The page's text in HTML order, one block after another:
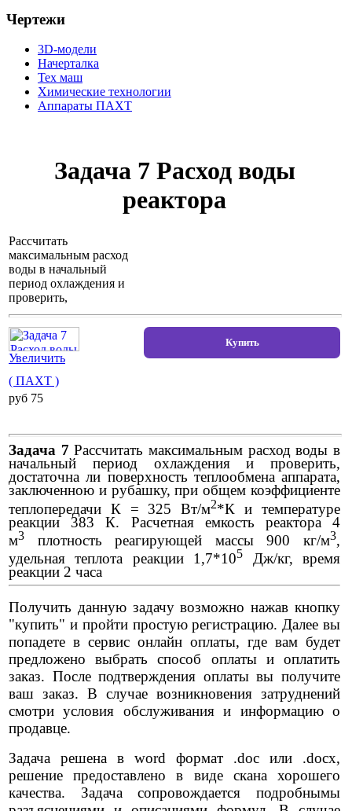
Чертежи
3D-модели
Начерталка
Тех маш
Химические технологии
Аппараты ПАХТ
Задача 7 Расход воды
реактора
Рассчитать
максимальным расход
воды в начальный
период охлаждения и
проверить,
Увеличить
( ПАХТ )
pуб 75
Задача 7 Рассчитать максимальным расход воды в
начальный период охлаждения и проверить,
достаточна ли поверхность теплообмена аппарата,
заключенною и рубашку, при общем коэффициенте
теплопередачи К = 325 Вт/м2*К и температуре
реакции 383 К. Расчетная емкость реактора 4
м3 плотность реагирующей массы 900 кг/м3,
удельная теплота реакции 1,7*105
Дж/кг, время
реакции 2 часа
Получить данную задачу возможно нажав кнопку
"купить" и пройти простую регистрацию. Далее вы
попадете в сервис онлайн оплаты, где вам будет
предложено выбрать способ оплаты и оплатить
заказ. После подтверждения оплаты вы получите
ваш заказ. В случае возникновения затруднений
смотри условия обслуживания и информацию о
продавце.
Задача решена в word формат .doc или .docx,
решение предоставлено в виде скана хорошего
качества. Задача сопровождается подробнымы